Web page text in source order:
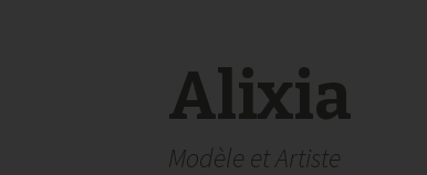
Alixia
Modèle et Artiste